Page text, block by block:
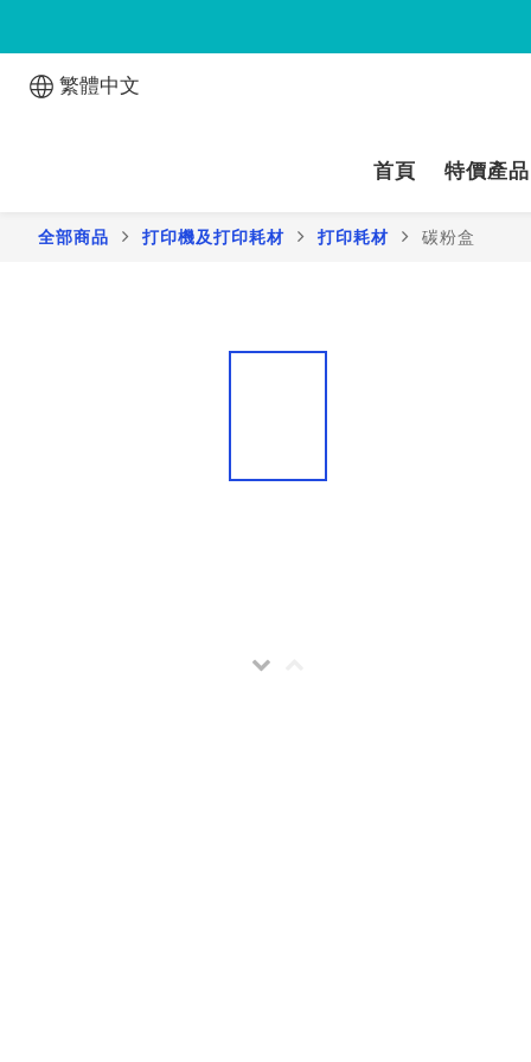
繁體中文
首頁 特價產品
全部商品 打印機及打印耗材 打印耗材 碳粉盒